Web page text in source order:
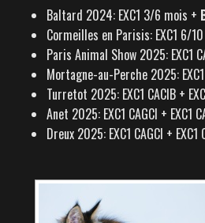
Baltard 2024: EXC1 3/6 mois +
Cormeilles en Parisis: EXC1 6/
Paris Animal Show 2025: EXC1
Mortagne-au-Perche 2025: EXC1
Turretot 2025: EXC1 CACIB +
Anet 2025: EXC1 CAGCI + EXC1
Dreux 2025: EXC1 CAGCI + EXC1